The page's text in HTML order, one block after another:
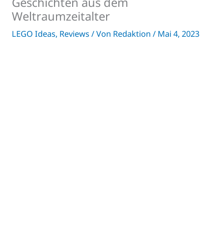
Weltraumzeitalter
LEGO Ideas, Reviews / Von Redaktion / Mai 4, 2023